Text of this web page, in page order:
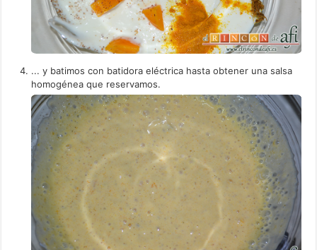
... y batimos con batidora eléctrica hasta obtener una salsa
homogénea que reservamos.